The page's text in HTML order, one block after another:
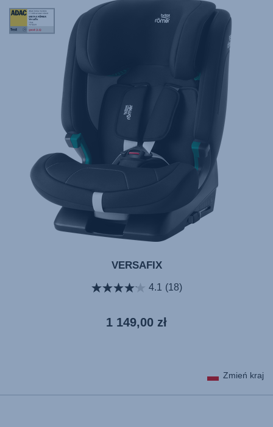
ADAC
Award
VERSAFIX
4.1 (18)
Aktualna
1 149,00 zł
Zmień kraj